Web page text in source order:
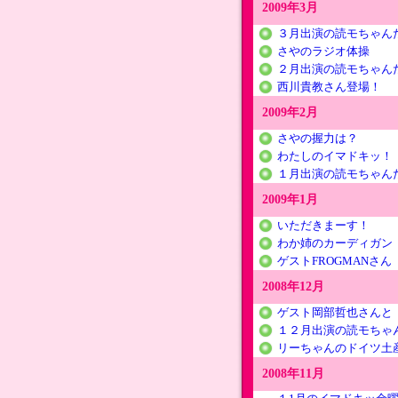
2009年3月
３月出演の読モちゃん
さやのラジオ体操
２月出演の読モちゃん
西川貴教さん登場！
2009年2月
さやの握力は？
わたしのイマドキッ！
１月出演の読モちゃん
2009年1月
いただきまーす！
わか姉のカーディガン
ゲストFROGMANさん
2008年12月
ゲスト岡部哲也さんと
１２月出演の読モちゃ
リーちゃんのドイツ土
2008年11月